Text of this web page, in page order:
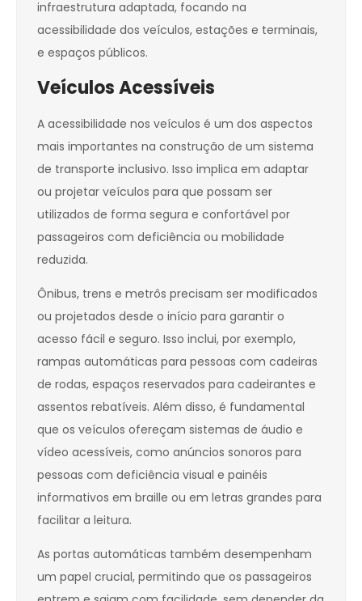
infraestrutura adaptada, focando na
acessibilidade dos veículos, estações e terminais,
e espaços públicos.
Veículos Acessíveis
A acessibilidade nos veículos é um dos aspectos
mais importantes na construção de um sistema
de transporte inclusivo. Isso implica em adaptar
ou projetar veículos para que possam ser
utilizados de forma segura e confortável por
passageiros com deficiência ou mobilidade
reduzida.
Ônibus, trens e metrôs precisam ser modificados
ou projetados desde o início para garantir o
acesso fácil e seguro. Isso inclui, por exemplo,
rampas automáticas para pessoas com cadeiras
de rodas, espaços reservados para cadeirantes e
assentos rebatíveis. Além disso, é fundamental
que os veículos ofereçam sistemas de áudio e
vídeo acessíveis, como anúncios sonoros para
pessoas com deficiência visual e painéis
informativos em braille ou em letras grandes para
facilitar a leitura.
As portas automáticas também desempenham
um papel crucial, permitindo que os passageiros